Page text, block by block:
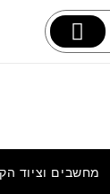
מחשבים וציוד